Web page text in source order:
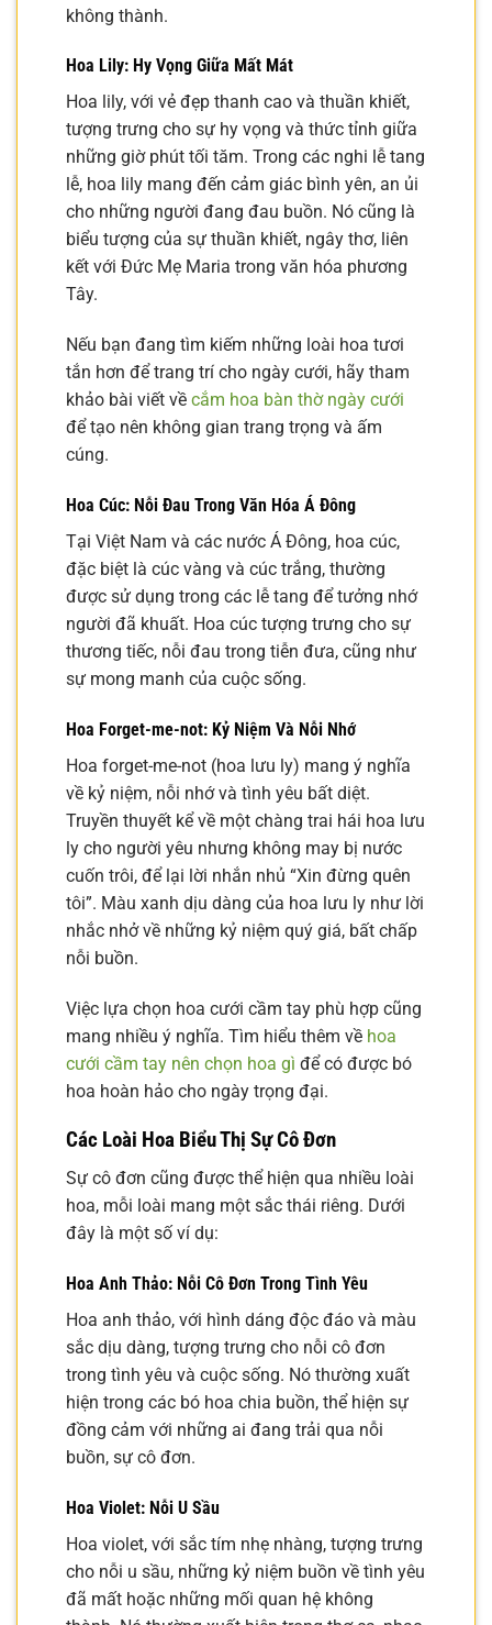
không thành.
Hoa Lily: Hy Vọng Giữa Mất Mát
Hoa lily, với vẻ đẹp thanh cao và thuần khiết,
tượng trưng cho sự hy vọng và thức tỉnh giữa
những giờ phút tối tăm. Trong các nghi lễ tang
lễ, hoa lily mang đến cảm giác bình yên, an ủi
cho những người đang đau buồn. Nó cũng là
biểu tượng của sự thuần khiết, ngây thơ, liên
kết với Đức Mẹ Maria trong văn hóa phương
Tây.
Nếu bạn đang tìm kiếm những loài hoa tươi
tắn hơn để trang trí cho ngày cưới, hãy tham
khảo bài viết về cắm hoa bàn thờ ngày cưới
để tạo nên không gian trang trọng và ấm
cúng.
Hoa Cúc: Nỗi Đau Trong Văn Hóa Á Đông
Tại Việt Nam và các nước Á Đông, hoa cúc,
đặc biệt là cúc vàng và cúc trắng, thường
được sử dụng trong các lễ tang để tưởng nhớ
người đã khuất. Hoa cúc tượng trưng cho sự
thương tiếc, nỗi đau trong tiễn đưa, cũng như
sự mong manh của cuộc sống.
Hoa Forget-me-not: Kỷ Niệm Và Nỗi Nhớ
Hoa forget-me-not (hoa lưu ly) mang ý nghĩa
về kỷ niệm, nỗi nhớ và tình yêu bất diệt.
Truyền thuyết kể về một chàng trai hái hoa lưu
ly cho người yêu nhưng không may bị nước
cuốn trôi, để lại lời nhắn nhủ “Xin đừng quên
tôi”. Màu xanh dịu dàng của hoa lưu ly như lời
nhắc nhở về những kỷ niệm quý giá, bất chấp
nỗi buồn.
Việc lựa chọn hoa cưới cầm tay phù hợp cũng
mang nhiều ý nghĩa. Tìm hiểu thêm về hoa
cưới cầm tay nên chọn hoa gì để có được bó
hoa hoàn hảo cho ngày trọng đại.
Các Loài Hoa Biểu Thị Sự Cô Đơn
Sự cô đơn cũng được thể hiện qua nhiều loài
hoa, mỗi loài mang một sắc thái riêng. Dưới
đây là một số ví dụ:
Hoa Anh Thảo: Nỗi Cô Đơn Trong Tình Yêu
Hoa anh thảo, với hình dáng độc đáo và màu
sắc dịu dàng, tượng trưng cho nỗi cô đơn
trong tình yêu và cuộc sống. Nó thường xuất
hiện trong các bó hoa chia buồn, thể hiện sự
đồng cảm với những ai đang trải qua nỗi
buồn, sự cô đơn.
Hoa Violet: Nỗi U Sầu
Hoa violet, với sắc tím nhẹ nhàng, tượng trưng
cho nỗi u sầu, những kỷ niệm buồn về tình yêu
đã mất hoặc những mối quan hệ không